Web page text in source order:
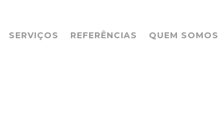
SERVIÇOS REFERÊNCIAS QUEM SOMOS